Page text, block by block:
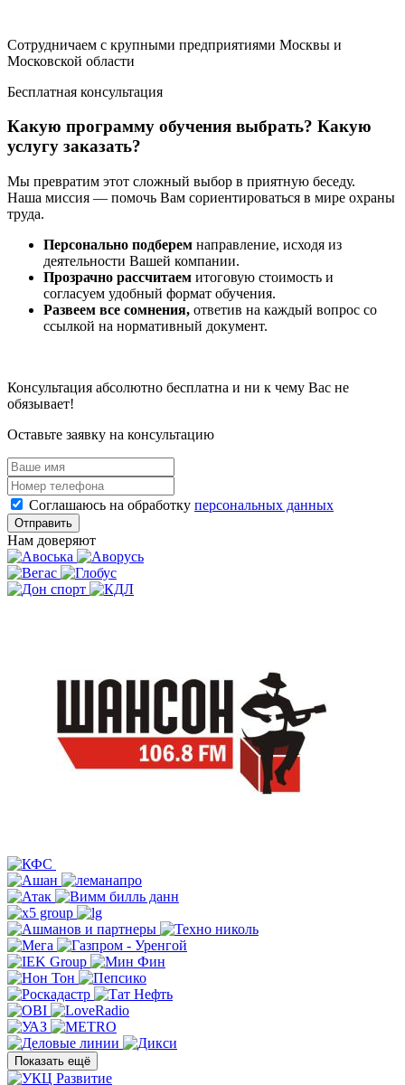
Сотрудничаем с крупными предприятиями Москвы и
Московской области
Бесплатная консультация
Какую программу обучения выбрать? Какую
услугу заказать?
Мы превратим этот сложный выбор в приятную беседу.
Наша миссия — помочь Вам сориентироваться в мире охраны
труда.
Персонально подберем направление, исходя из
деятельности Вашей компании.
Прозрачно рассчитаем итоговую стоимость и
согласуем удобный формат обучения.
Развеем все сомнения, ответив на каждый вопрос со
ссылкой на нормативный документ.
Консультация абсолютно бесплатна и ни к чему Вас не
обязывает!
Оставьте заявку на консультацию
Соглашаюсь на обработку персональных данных
Отправить
Нам доверяют
Показать ещё